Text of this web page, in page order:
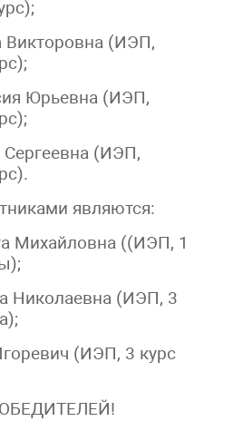
Викторовна (ИЭП,
Юрьевна (ИЭП,
(ИЭП,
являются:
Михайловна ((ИЭП, 1
Николаевна (ИЭП, 3
(ИЭП, 3 курс